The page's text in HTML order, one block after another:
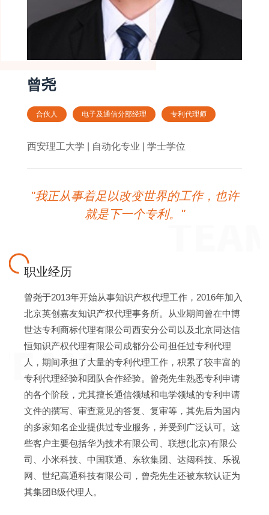
曾尧
合伙人 电子及通信分部经理 专利代理师
西安理工大学 | 自动化专业 | 学士学位
"我正从事着足以改变世界的工作，也许
就是下一个专利。"
职业经历
曾尧于2013年开始从事知识产权代理工作，2016年加入
北京英创嘉友知识产权代理事务所。从业期间曾在中博
世达专利商标代理有限公司西安分公司以及北京同达信
恒知识产权代理有限公司成都分公司担任过专利代理
人，期间承担了大量的专利代理工作，积累了较丰富的
专利代理经验和团队合作经验。曾尧先生熟悉专利申请
的各个阶段，尤其擅长通信领域和电学领域的专利申请
文件的撰写、审查意见的答复、复审等，其先后为国内
的多家知名企业提供过专业服务，并受到广泛认可。这
些客户主要包括华为技术有限公司、联想(北京)有限公
司、小米科技、中国联通、东软集团、达闼科技、乐视
网、世纪高通科技有限公司，曾尧先生还被东软认证为
其集团B级代理人。